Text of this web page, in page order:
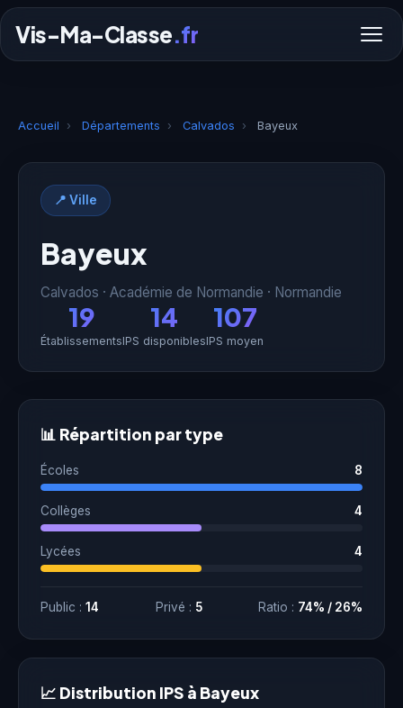
Vis-Ma-Classe.fr
Accueil › Départements › Calvados › Bayeux
📍 Ville
Bayeux
Calvados · Académie de Normandie · Normandie
19
Établissements
14
IPS disponibles
107
IPS moyen
📊 Répartition par type
Écoles 8
Collèges 4
Lycées 4
Public : 14 Privé : 5 Ratio : 74% / 26%
📈 Distribution IPS à Bayeux